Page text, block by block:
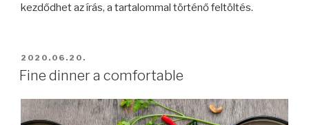
kezdődhet az írás, a tartalommal történő feltöltés.
BEKÜLDVE:
2020.06.20.
Fine dinner a comfortable